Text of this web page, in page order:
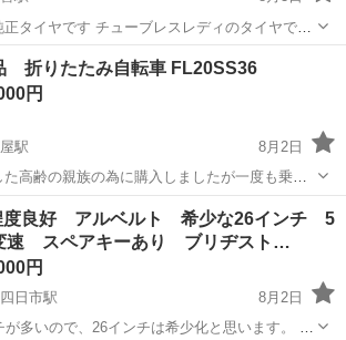
タイヤです チューブレスレディのタイヤです
判断して下さい
阿下喜駅 ロードバイク
折りたたみ自転車 FL20SS36
円
駅
8月2日
高齢の親族の為に購入しましたが一度も乗っ
。 新品ですので問題ありませ
能です
茶屋駅 折りたたみ自転車 折りたたみ
度良好 アルベルト 希少な26インチ 5
速 スペアキーあり ブリヂスト…
円
日市駅
8月2日
が多いので、26インチは希少化と思います。 小